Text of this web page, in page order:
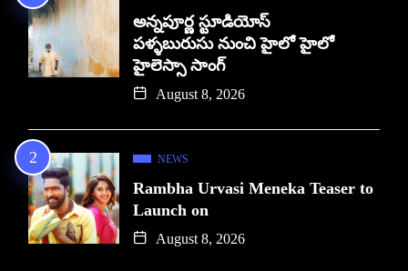
అన్నపూర్ణ స్టూడియోస్
పళ్ళబురుసు నుంచి హైలో హైలో
హైలెస్సా సాంగ్
August 8, 2026
NEWS
Rambha Urvasi Meneka Teaser to
Launch on
August 8, 2026